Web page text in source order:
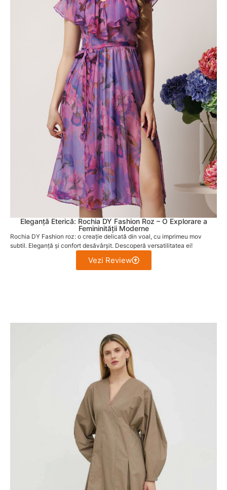
Eleganță Eterică: Rochia DY Fashion Roz – O Explorare a
Femininității Moderne
Rochia DY Fashion roz: o creație delicată din voal, cu imprimeu mov
subtil. Eleganță și confort desăvârșit. Descoperă versatilitatea ei!
Vezi Review